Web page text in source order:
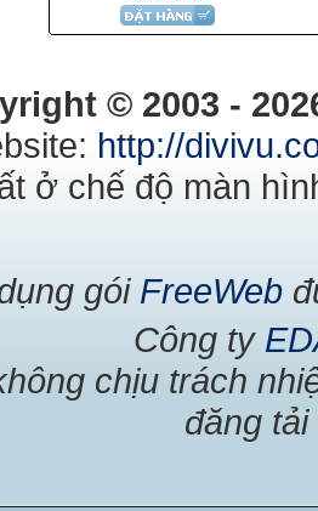
© 2003 -
http://
ở chế độ màn
gói FreeWeb
Công ty
chịu trách
đăng